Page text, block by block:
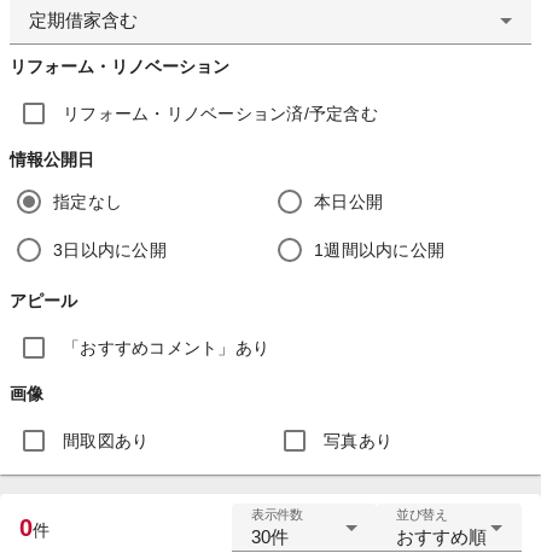
定期借家含む
リフォーム・リノベーション
リフォーム・リノベーション済/予定含む
情報公開日
指定なし 本日公開
3日以内に公開 1週間以内に公開
アピール
「おすすめコメント」あり
画像
間取図あり 写真あり
0件
表示件数
30件
並び替え
おすすめ順